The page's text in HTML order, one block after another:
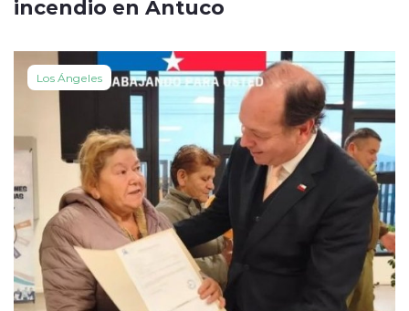
incendio en Antuco
Los Ángeles